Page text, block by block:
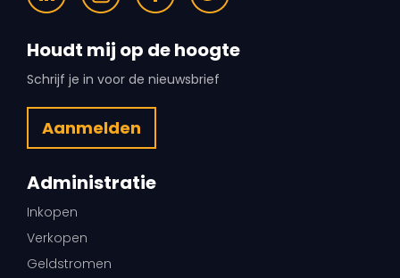
Houdt mij op de hoogte
Schrijf je in voor de nieuwsbrief
Aanmelden
Administratie
Inkopen
Verkopen
Geldstromen